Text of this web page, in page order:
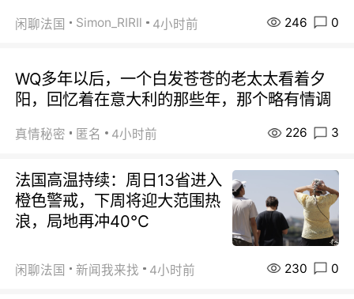
闲聊法国 Simon_RIRIl 4小时前 246 0
WQ多年以后，一个白发苍苍的老太太看着夕
阳，回忆着在意大利的那些年，那个略有情调
真情秘密 匿名 4小时前 226 3
法国高温持续：周日13省进入
橙色警戒，下周将迎大范围热
浪，局地再冲40℃
闲聊法国 新闻我来找 4小时前 230 0